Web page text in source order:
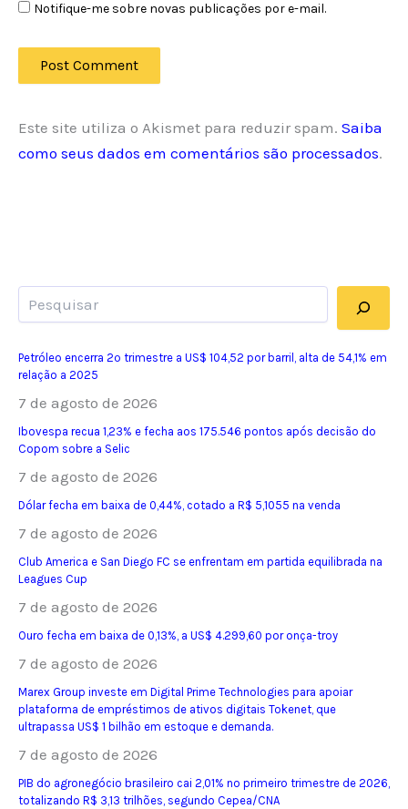
Notifique-me sobre novas publicações por e-mail.
Este site utiliza o Akismet para reduzir spam. Saiba
como seus dados em comentários são processados.
Petróleo encerra 2º trimestre a US$ 104,52 por barril, alta de 54,1% em
relação a 2025
7 de agosto de 2026
Ibovespa recua 1,23% e fecha aos 175.546 pontos após decisão do
Copom sobre a Selic
7 de agosto de 2026
Dólar fecha em baixa de 0,44%, cotado a R$ 5,1055 na venda
7 de agosto de 2026
Club America e San Diego FC se enfrentam em partida equilibrada na
Leagues Cup
7 de agosto de 2026
Ouro fecha em baixa de 0,13%, a US$ 4.299,60 por onça-troy
7 de agosto de 2026
Marex Group investe em Digital Prime Technologies para apoiar
plataforma de empréstimos de ativos digitais Tokenet, que
ultrapassa US$ 1 bilhão em estoque e demanda.
7 de agosto de 2026
PIB do agronegócio brasileiro cai 2,01% no primeiro trimestre de 2026,
totalizando R$ 3,13 trilhões, segundo Cepea/CNA